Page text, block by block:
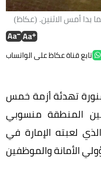
بدا أمس الاثنين. (عكاظ)
تابع قناة عكاظ على الواتساب
تهدئة أزمة خمس
المنطقة منسوبي
لعبته الإمارة في
الأمانة والموظفين